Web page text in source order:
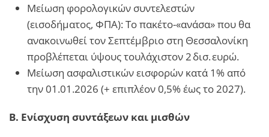
Μείωση φορολογικών συντελεστών
(εισοδήματος, ΦΠΑ): Το πακέτο-«ανάσα» που θα
ανακοινωθεί τον Σεπτέμβριο στη Θεσσαλονίκη
προβλέπεται ύψους τουλάχιστον 2 δισ. ευρώ.
Μείωση ασφαλιστικών εισφορών κατά 1% από
την 01.01.2026 (+ επιπλέον 0,5% έως το 2027).
Β. Ενίσχυση συντάξεων και μισθών